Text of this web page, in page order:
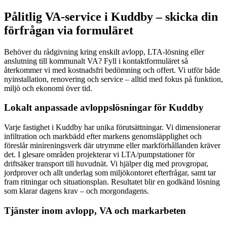
Pålitlig VA-service i Kuddby – skicka din
förfrågan via formuläret
Behöver du rådgivning kring enskilt avlopp, LTA-lösning eller
anslutning till kommunalt VA? Fyll i kontaktformuläret så
återkommer vi med kostnadsfri bedömning och offert. Vi utför både
nyinstallation, renovering och service – alltid med fokus på funktion,
miljö och ekonomi över tid.
Lokalt anpassade avloppslösningar för Kuddby
Varje fastighet i Kuddby har unika förutsättningar. Vi dimensionerar
infiltration och markbädd efter markens genomsläpplighet och
föreslår minireningsverk där utrymme eller markförhållanden kräver
det. I glesare områden projekterar vi LTA/pumpstationer för
driftsäker transport till huvudnät. Vi hjälper dig med provgropar,
jordprover och allt underlag som miljökontoret efterfrågar, samt tar
fram ritningar och situationsplan. Resultatet blir en godkänd lösning
som klarar dagens krav – och morgondagens.
Tjänster inom avlopp, VA och markarbeten